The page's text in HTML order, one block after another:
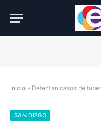
Inicio » Detectan casos de
SAN DIEGO